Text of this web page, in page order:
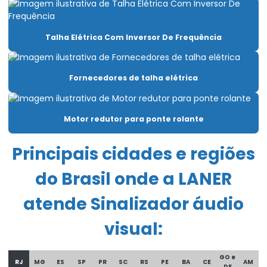
Carro Talha Duplaviga Com Monitoramento De Carga
Célula carga industrial
Célula de carga para ponte rolante
Compra De Carro Talha Duplaviga Para Elevação
Comprar Talha Fixa Aço Carbono
Comprar Talha Nova Para Elevação Industrial
Controle remoto para ponte rolante
Talha Elétrica Com Inversor De Frequência
Fornecedores de talha elétrica
Motor redutor para ponte rolante
Principais cidades e regiões
do Brasil onde a LANER
atende Sinalizador áudio
visual:
RJ MG ES SP PR SC RS PE BA CE
GO e
AM